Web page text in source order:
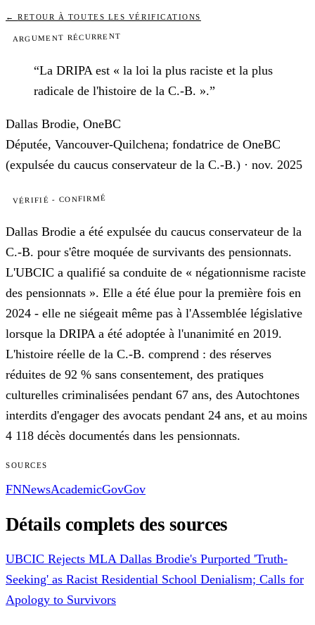
←RETOUR À TOUTES LES VÉRIFICATIONS
ARGUMENT RÉCURRENT
“La DRIPA est « la loi la plus raciste et la plus
radicale de l'histoire de la C.-B. ».”
Dallas Brodie, OneBC
Députée, Vancouver-Quilchena; fondatrice de OneBC
(expulsée du caucus conservateur de la C.-B.) · nov. 2025
VÉRIFIÉ - CONFIRMÉ
Dallas Brodie a été expulsée du caucus conservateur de la
C.-B. pour s'être moquée de survivants des pensionnats.
L'UBCIC a qualifié sa conduite de « négationnisme raciste
des pensionnats ». Elle a été élue pour la première fois en
2024 - elle ne siégeait même pas à l'Assemblée législative
lorsque la DRIPA a été adoptée à l'unanimité en 2019.
L'histoire réelle de la C.-B. comprend : des réserves
réduites de 92 % sans consentement, des pratiques
culturelles criminalisées pendant 67 ans, des Autochtones
interdits d'engager des avocats pendant 24 ans, et au moins
4 118 décès documentés dans les pensionnats.
SOURCES
FNNewsAcademicGovGov
Détails complets des sources
UBCIC Rejects MLA Dallas Brodie's Purported 'Truth-
Seeking' as Racist Residential School Denialism; Calls for
Apology to Survivors